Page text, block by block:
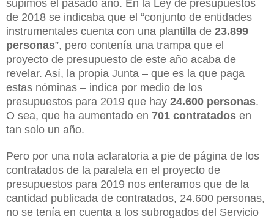
supimos el pasado año. En la Ley de presupuestos
de 2018 se indicaba que el “conjunto de entidades
instrumentales cuenta con una plantilla de 23.899
personas”, pero contenía una trampa que el
proyecto de presupuesto de este año acaba de
revelar. Así, la propia Junta – que es la que paga
estas nóminas – indica por medio de los
presupuestos para 2019 que hay 24.600 personas.
O sea, que ha aumentado en 701 contratados en
tan solo un año.
Pero por una nota aclaratoria a pie de página de los
contratados de la paralela en el proyecto de
presupuestos para 2019 nos enteramos que de la
cantidad publicada de contratados, 24.600 personas,
no se tenía en cuenta a los subrogados del Servicio